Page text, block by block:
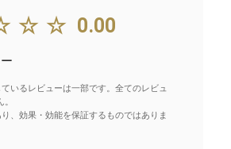
0.00
いるレビューは一部です。全てのレビュ
、効果・効能を保証するものではありま